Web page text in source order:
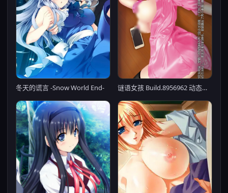
冬天的谎言 -Snow World End- 谜语女孩 Build.8956962 动态无码【PC0818】